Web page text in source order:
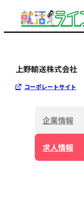
上野輸送株式会社
コーポレートサイト
企業情報
求人情報